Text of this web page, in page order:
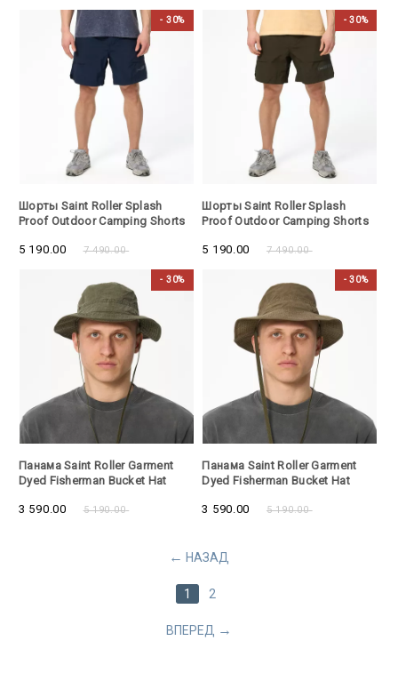
- 30%
Шорты Saint Roller Splash
Proof Outdoor Camping Shorts
7 490.00
5 190.00
- 30%
Шорты Saint Roller Splash
Proof Outdoor Camping Shorts
7 490.00
5 190.00
- 30%
Панама Saint Roller Garment
Dyed Fisherman Bucket Hat
5 190.00
3 590.00
- 30%
Панама Saint Roller Garment
Dyed Fisherman Bucket Hat
5 190.00
3 590.00
НАЗАД
1 2
ВПЕРЕД